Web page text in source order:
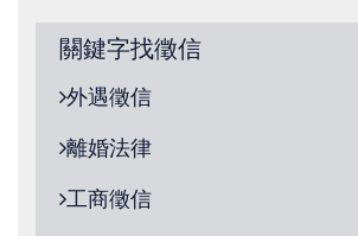
關鍵字找徵信
外遇徵信
離婚法律
工商徵信